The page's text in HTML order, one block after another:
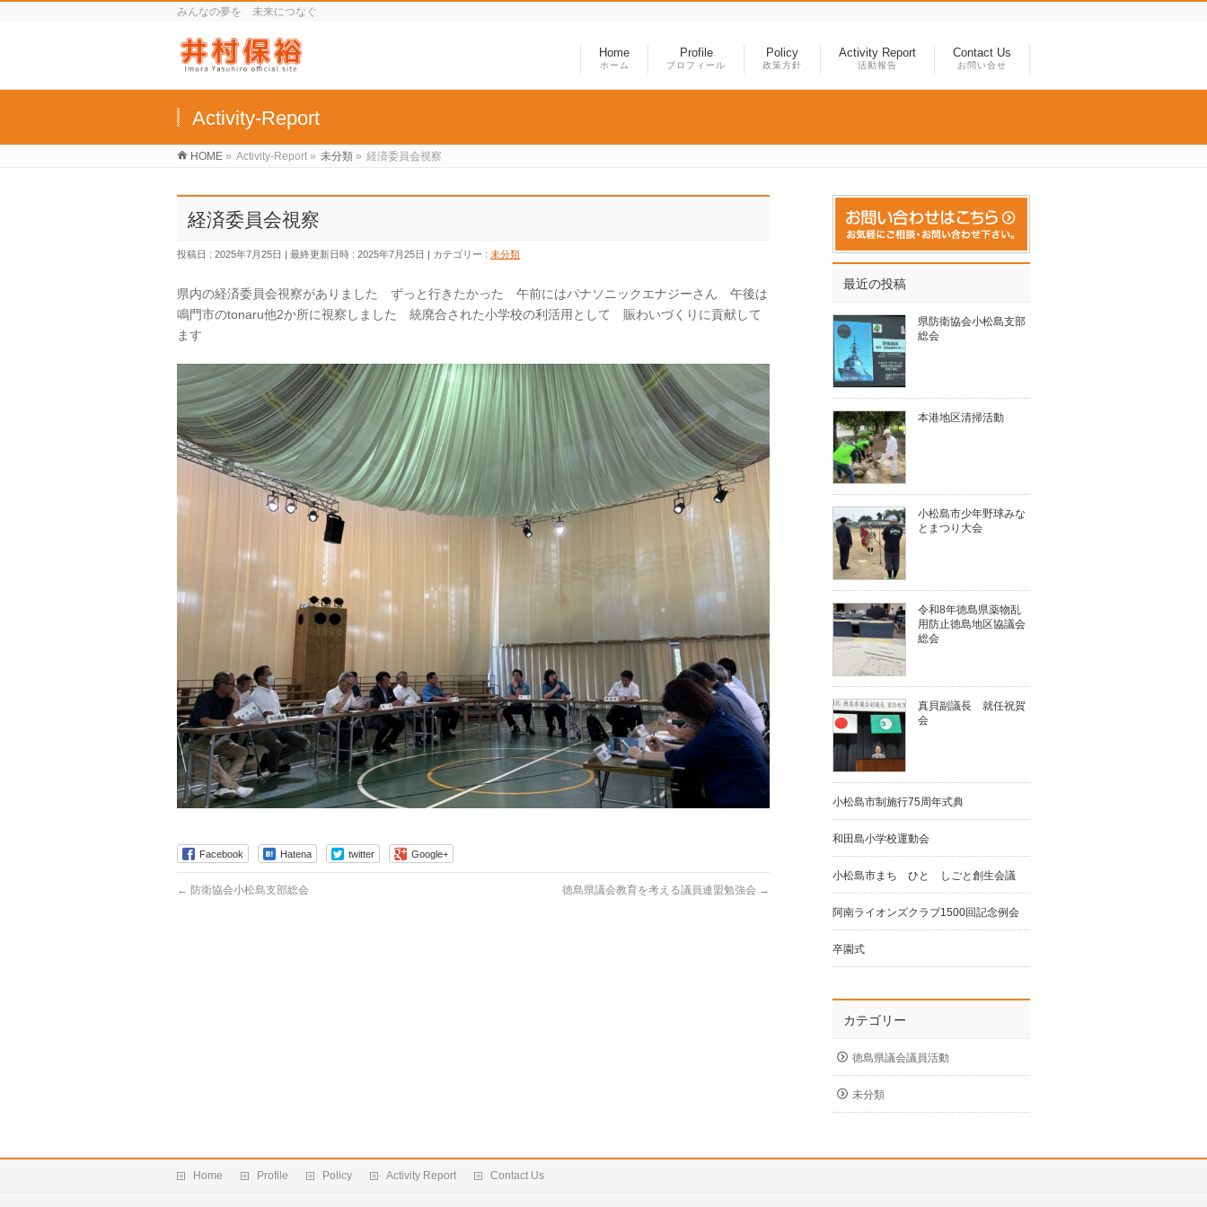
みんなの夢を 未来につなぐ
Home
ホーム
Profile
プロフィール
Policy
政策方針
Activity Report
活動報告
Contact Us
お問い合せ
Activity-Report
HOME » Activity-Report » 未分類 » 経済委員会視察
経済委員会視察
投稿日 : 2025年7月25日 最終更新日時 : 2025年7月25日 カテゴリー : 未分類
県内の経済委員会視察がありました ずっと行きたかった 午前にはパナソニックエナジーさん 午後は
鳴門市のtonaru他2か所に視察しました 統廃合された小学校の利活用として 賑わいづくりに貢献して
ます
Facebook Hatena twitter Google+
← 防衛協会小松島支部総会 徳島県議会教育を考える議員連盟勉強会 →
最近の投稿
県防衛協会小松島支部
総会
本港地区清掃活動
小松島市少年野球みな
とまつり大会
令和8年徳島県薬物乱
用防止徳島地区協議会
総会
真貝副議長 就任祝賀
会
小松島市制施行75周年式典
和田島小学校運動会
小松島市まち ひと しごと創生会議
阿南ライオンズクラブ1500回記念例会
卒園式
カテゴリー
徳島県議会議員活動
未分類
Home Profile Policy Activity Report Contact Us